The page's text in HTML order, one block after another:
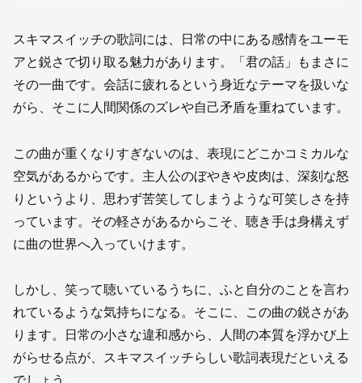
スキマスイッチの歌詞には、日常の中にある感情をユーモ
アと鋭さで切り取る魅力があります。「君の話」もまさに
その一曲です。会話に疲れるという身近なテーマを扱いな
がら、そこに人間関係のズレや自己矛盾を重ねています。
この曲が重くなりすぎないのは、表現にどこかコミカルな
空気があるからです。主人公のぼやきや皮肉は、深刻な怒
りというより、思わず苦笑してしまうような可笑しさを持
っています。その軽さがあるからこそ、聴き手は身構えず
に曲の世界へ入っていけます。
しかし、笑って聴いているうちに、ふと自分のことを言わ
れているような気持ちになる。そこに、この曲の鋭さがあ
ります。日常の小さな違和感から、人間の本質を浮かび上
がらせる点が、スキマスイッチらしい歌詞表現だといえる